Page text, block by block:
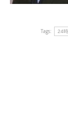
Tags: 24